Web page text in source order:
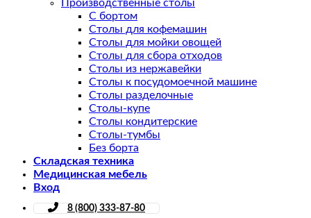
Производственные столы
С бортом
Столы для кофемашин
Столы для мойки овощей
Столы для сбора отходов
Столы из нержавейки
Столы к посудомоечной машине
Столы разделочные
Столы-купе
Столы кондитерские
Столы-тумбы
Без борта
Складская техника
Медицинская мебель
Вход
8 (800) 333-87-80